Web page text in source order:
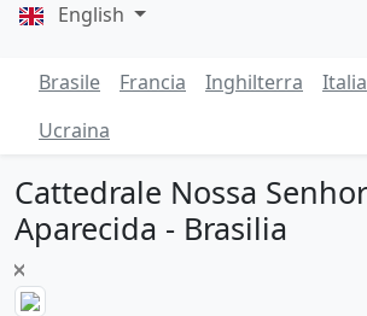
English
Brasile Francia Inghilterra Italia
Ucraina
Cattedrale Nossa
Aparecida - Brasilia